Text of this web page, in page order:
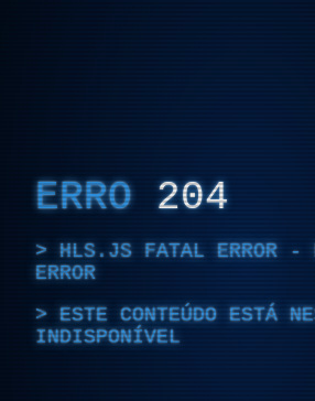
ERRO 204
HLS.JS FATAL ERROR -
ERROR
ESTE CONTEÚDO ESTÁ
INDISPONÍVEL